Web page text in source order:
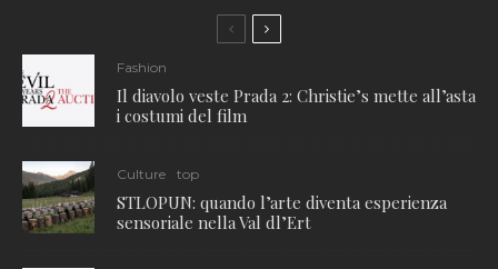
Fashion
Il diavolo veste Prada 2: Christie’s mette all’asta
i costumi del film
Culture top
STLOPUN: quando l’arte diventa esperienza
sensoriale nella Val dl’Ert